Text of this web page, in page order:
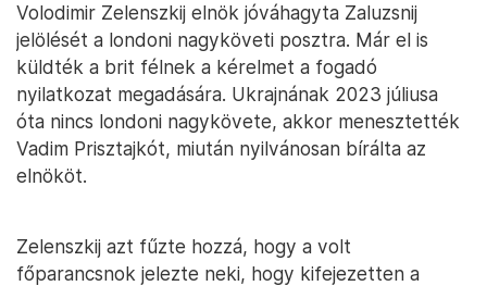
Volodimir Zelenszkij elnök jóváhagyta Zaluzsnij
jelölését a londoni nagyköveti posztra. Már el is
küldték a brit félnek a kérelmet a fogadó
nyilatkozat megadására. Ukrajnának 2023 júliusa
óta nincs londoni nagykövete, akkor menesztették
Vadim Prisztajkót, miután nyilvánosan bírálta az
elnököt.
Zelenszkij azt fűzte hozzá, hogy a volt
főparancsnok jelezte neki, hogy kifejezetten a